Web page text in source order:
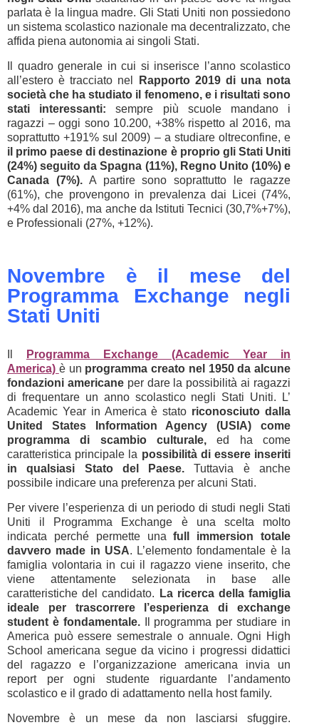
parlata è la lingua madre. Gli Stati Uniti non possiedono
un sistema scolastico nazionale ma decentralizzato, che
affida piena autonomia ai singoli Stati.
Il quadro generale in cui si inserisce l’anno scolastico
all’estero è tracciato nel
Rapporto 2019 di una nota
società che ha studiato il fenomeno, e i risultati sono
stati interessanti:
sempre più scuole mandano i
ragazzi – oggi sono 10.200, +38% rispetto al 2016, ma
soprattutto +191% sul 2009) – a studiare oltreconfine, e
il primo paese di destinazione è proprio gli Stati Uniti
(24%) seguito da Spagna (11%), Regno Unito (10%) e
Canada (7%).A partire sono soprattutto le ragazze
(61%), che provengono in prevalenza dai Licei (74%,
+4% dal 2016), ma anche da Istituti Tecnici (30,7%+7%),
e Professionali (27%, +12%).
Novembre è il mese del
Programma Exchange negli
Stati Uniti
Programma Exchange (Academic Year in
America) è un programma creato nel 1950 da alcune
fondazioni americaneper dare la possibilità ai ragazzi
di frequentare un anno scolastico negli Stati Uniti. L’
Academic Year in America è stato riconosciuto dalla
United States Information Agency (USIA) come
programma di scambio culturale, ed ha come
caratteristica principale la possibilità di essere inseriti
in qualsiasi Stato del Paese. Tuttavia è anche
possibile indicare una preferenza per alcuni Stati.
Per vivere l’esperienza di un periodo di studi negli Stati
Uniti il Programma Exchange è una scelta molto
indicata perché permette unafull immersion totale
davvero made in USA. L’elemento fondamentale è la
famiglia volontaria in cui il ragazzo viene inserito, che
viene attentamente selezionata in base alle
caratteristiche del candidato.
La ricerca della famiglia
ideale per trascorrere l’esperienza di exchange
student è fondamentale.Il programma per studiare in
America può essere semestrale o annuale. Ogni High
School americana segue da vicino i progressi didattici
del ragazzo e l’organizzazione americana invia un
report per ogni studente riguardante l’andamento
scolastico e il grado di adattamento nella host family.
Novembre è un mese da non lasciarsi sfuggire.